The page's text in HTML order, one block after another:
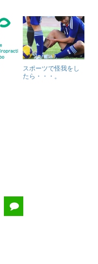
スポーツで怪我をし
たら・・・。